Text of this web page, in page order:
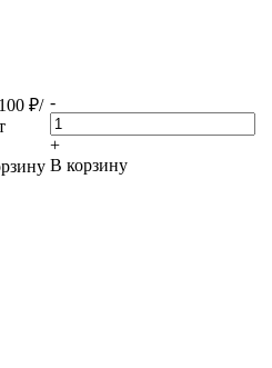
₽/ -
+
В корзину